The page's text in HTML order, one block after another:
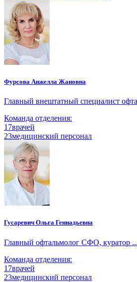
Фурсова Анжелла Жановна
Главный внештатный специалист
Команда отделения:
17врачей
23медицинский персонал
Гусаревич Ольга Геннадьевна
Главный офтальмолог СФО, куратор ...
Команда отделения:
17врачей
23медицинский персонал